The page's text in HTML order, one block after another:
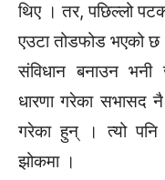
थिए । तर, पछिल्लो
एउटा तोडफोड भएको छ
संविधान बनाउन भनी
धारणा गरेका सभासद
गरेका हुन् । त्यो
झोकमा ।